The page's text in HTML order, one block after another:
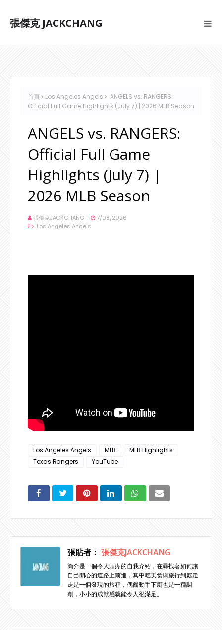
張傑克 JACKCHANG
首頁 Los Angeles Angels
ANGELS vs. RANGERS:
Official Full Game Highlights (July 7) | 2026 MLB Season
ANGELS vs. RANGERS:
Official Full Game
Highlights (July 7) |
2026 MLB Season
張傑克JACKCHANG
7/08/2026
Los Angeles Angels
Los Angeles Angels MLB
MLB Highlights
Texas Rangers
YouTube
張貼者： 張傑克JACKCHANG
簡介是一個令人頭疼的自我介紹，在尋找著如何讓
自己開心的道路上前進，其中吃美食與旅行到處走
走是一個發現的旅程，偶爾動手下廚也是一種調
劑，小小的成就感就能令人很滿足。